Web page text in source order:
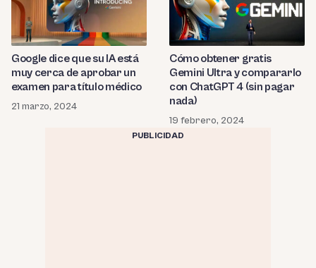
Google dice que su IA está
muy cerca de aprobar un
examen para título médico
21 marzo, 2024
Cómo obtener gratis
Gemini Ultra y compararlo
con ChatGPT 4 (sin pagar
nada)
19 febrero, 2024
PUBLICIDAD